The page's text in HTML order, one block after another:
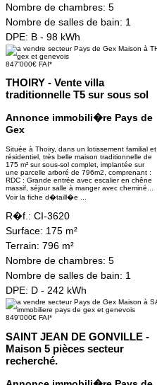
Nombre de chambres: 5
Nombre de salles de bain: 1
DPE: B - 98 kWh
847'000€ FAI*
THOIRY - Vente villa
traditionnelle T5 sur sous sol
Annonce immobili�re Pays de
Gex
Située à Thoiry, dans un lotissement familial et
résidentiel, très belle maison traditionnelle de
175 m² sur sous-sol complet, implantée sur
une parcelle arboré de 796m2, comprenant :
RDC : Grande entrée avec escalier en chêne
massif, séjour salle à manger avec cheminé...
Voir la fiche d�taill�e ...
R�f.: CI-3620
Surface: 175 m²
Terrain: 796 m²
Nombre de chambres: 5
Nombre de salles de bain: 1
DPE: D - 242 kWh
849'000€ FAI*
SAINT JEAN DE GONVILLE -
Maison 5 pièces secteur
recherché.